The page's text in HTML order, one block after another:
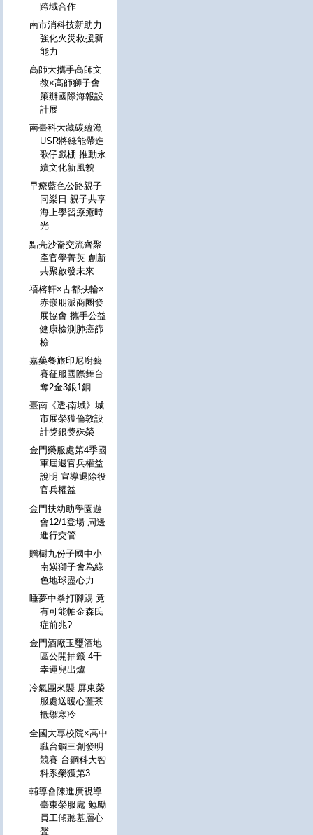
跨域合作
南市消科技新助力
強化火災救援新
能力
高師大攜手高師文
教×高師獅子會
策辦國際海報設
計展
南臺科大藏碳蘊漁
USR將綠能帶進
歌仔戲棚 推動永
續文化新風貌
早療藍色公路親子
同樂日 親子共享
海上學習療癒時
光
點亮沙崙交流齊聚
產官學菁英 創新
共聚啟發未來
禧榕軒×古都扶輪×
赤嵌朋派商圈發
展協會 攜手公益
健康檢測肺癌篩
檢
嘉藥餐旅印尼廚藝
賽征服國際舞台
奪2金3銀1銅
臺南《透‧南城》城
市展榮獲倫敦設
計獎銀獎殊榮
金門榮服處第4季國
軍屆退官兵權益
說明 宣導退除役
官兵權益
金門扶幼助學園遊
會12/1登場 周邊
進行交管
贈樹九份子國中小
南媖獅子會為綠
色地球盡心力
睡夢中拳打腳踢 竟
有可能帕金森氏
症前兆?
金門酒廠玉璽酒地
區公開抽籤 4千
幸運兒出爐
冷氣團來襲 屏東榮
服處送暖心薑茶
抵禦寒冷
全國大專校院×高中
職台鋼三創發明
競賽 台鋼科大智
科系榮獲第3
輔導會陳進廣視導
臺東榮服處 勉勵
員工傾聽基層心
聲